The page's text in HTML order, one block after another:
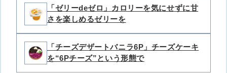
「ゼリーdeゼロ」カロリーを気にせずに甘
さを楽しめるゼリーを
「チーズデザートバニラ6P」チーズケーキ
を“6Pチーズ”という形態で